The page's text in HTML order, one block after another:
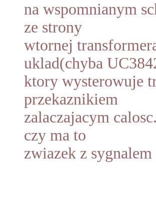
na wspomnianym
ze strony
wtornej
uklad(chyba
ktory wysterowuje
przekaznikiem
zalaczajacym
czy ma to
zwiazek z